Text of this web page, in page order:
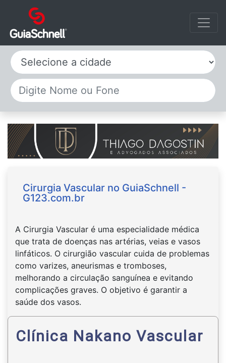
Selecione a cidade
Cirurgia Vascular no GuiaSchnell -
G123.com.br
A Cirurgia Vascular é uma especialidade médica
que trata de doenças nas artérias, veias e vasos
linfáticos. O cirurgião vascular cuida de problemas
como varizes, aneurismas e tromboses,
melhorando a circulação sanguínea e evitando
complicações graves. O objetivo é garantir a
saúde dos vasos.
Clínica Nakano Vascular